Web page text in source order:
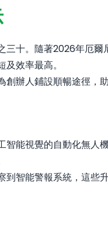
十。隨著2026年厄
效率最高。
辦人鋪設順暢途徑，
能視覺的自動化無
智能警報系統，這些